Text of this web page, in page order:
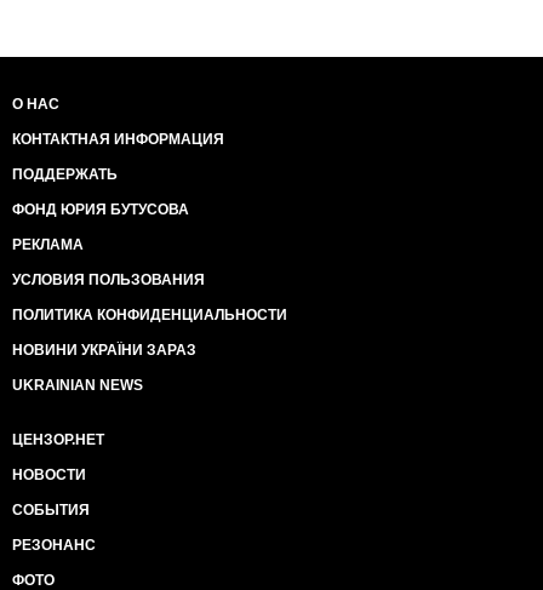
О НАС
КОНТАКТНАЯ ИНФОРМАЦИЯ
ПОДДЕРЖАТЬ
ФОНД ЮРИЯ БУТУСОВА
РЕКЛАМА
УСЛОВИЯ ПОЛЬЗОВАНИЯ
ПОЛИТИКА КОНФИДЕНЦИАЛЬНОСТИ
НОВИНИ УКРАЇНИ ЗАРАЗ
UKRAINIAN NEWS
ЦЕНЗОР.НЕТ
НОВОСТИ
СОБЫТИЯ
РЕЗОНАНС
ФОТО